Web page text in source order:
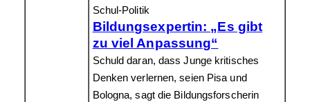
Schul-Politik
Bildungsexpertin: „Es gibt
zu viel Anpassung“
Schuld daran, dass Junge kritisches
Denken verlernen, seien Pisa und
Bologna, sagt die Bildungsforscherin